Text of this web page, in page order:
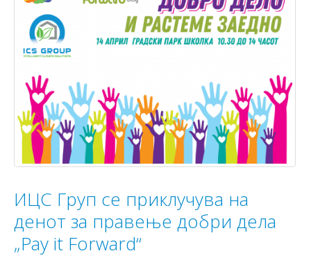
ИЦС Груп се приклучува на
денот за правење добри дела
„Pay it Forward“